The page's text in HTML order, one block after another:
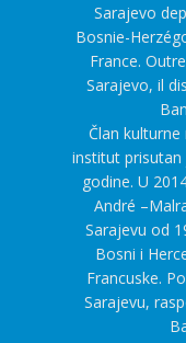
Sarajevo
Bosnie-
France.
Sarajevo, il
Član
institut prisutan
godine. U
André
Sarajevu od
Bosni i
Francuske.
Sarajevu,